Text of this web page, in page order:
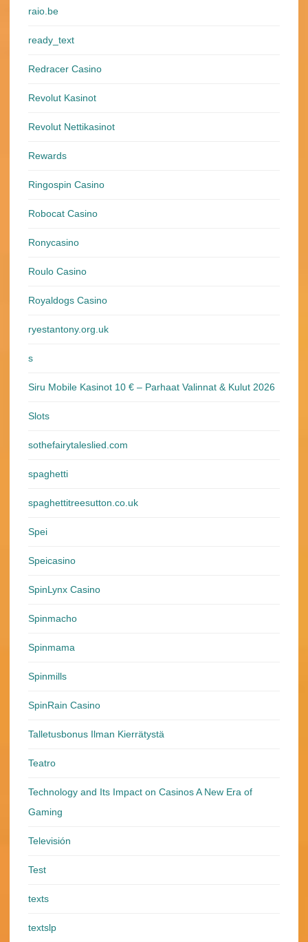
raio.be
ready_text
Redracer Casino
Revolut Kasinot
Revolut Nettikasinot
Rewards
Ringospin Casino
Robocat Casino
Ronycasino
Roulo Casino
Royaldogs Casino
ryestantony.org.uk
s
Siru Mobile Kasinot 10 € – Parhaat Valinnat & Kulut 2026
Slots
sothefairytaleslied.com
spaghetti
spaghettitreesutton.co.uk
Spei
Speicasino
SpinLynx Casino
Spinmacho
Spinmama
Spinmills
SpinRain Casino
Talletusbonus Ilman Kierrätystä
Teatro
Technology and Its Impact on Casinos A New Era of
Gaming
Televisión
Test
texts
textslp